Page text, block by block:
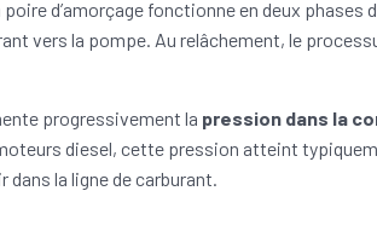
d’amorçage fonctionne en deux phases
vers la pompe. Au relâchement, le
progressivement la pression dans la
diesel, cette pression atteint
dans la ligne de carburant.